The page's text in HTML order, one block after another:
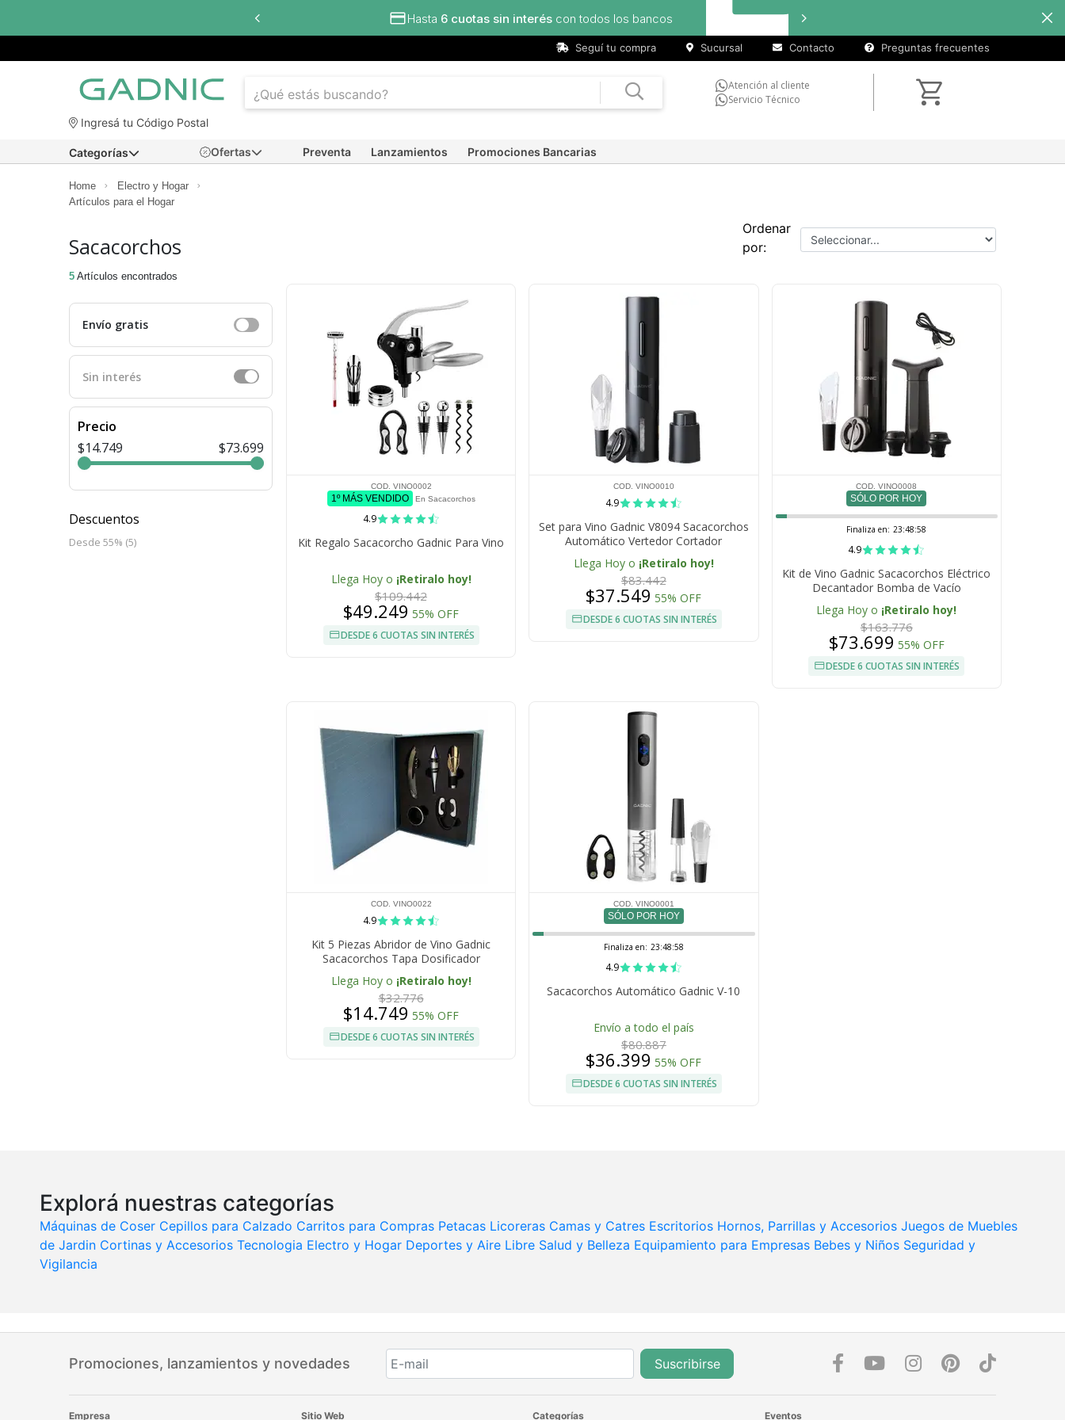
Hasta6 cuotas sin interéscon todos los bancos
Seguí tu compra Sucursal Contacto Preguntas frecuentes
Atención al cliente
Servicio Técnico
Ingresá tu Código Postal
Ofertas Preventa Lanzamientos Promociones Bancarias
Categorías
Home
Electro y Hogar
Artículos para el Hogar
Sacacorchos
5 Artículos encontrados
Envío gratis
Sin interés
Precio
$14.749
$73.699
Descuentos
Desde 55% (5)
Ordenar
por:
COD. VINO0002
1º MÁS VENDIDO En Sacacorchos
4.9
Kit Regalo Sacacorcho Gadnic Para Vino
Llega Hoy o ¡Retiralo hoy!
$109.442
$49.249 55% OFF
DESDE 6 CUOTAS SIN INTERÉS
COD. VINO0010
4.9
Set para Vino Gadnic V8094 Sacacorchos
Automático Vertedor Cortador
Llega Hoy o ¡Retiralo hoy!
$83.442
$37.549 55% OFF
DESDE 6 CUOTAS SIN INTERÉS
COD. VINO0008
SÓLO POR HOY
Finaliza en: 23:48:57
4.9
Kit de Vino Gadnic Sacacorchos Eléctrico
Decantador Bomba de Vacío
Llega Hoy o ¡Retiralo hoy!
$163.776
$73.699 55% OFF
DESDE 6 CUOTAS SIN INTERÉS
COD. VINO0022
4.9
Kit 5 Piezas Abridor de Vino Gadnic
Sacacorchos Tapa Dosificador
Llega Hoy o ¡Retiralo hoy!
$32.776
$14.749 55% OFF
DESDE 6 CUOTAS SIN INTERÉS
COD. VINO0001
SÓLO POR HOY
Finaliza en: 23:48:57
4.9
Sacacorchos Automático Gadnic V-10
Envío a todo el país
$80.887
$36.399 55% OFF
DESDE 6 CUOTAS SIN INTERÉS
Explorá nuestras categorías
Máquinas de Coser Cepillos para Calzado Carritos para Compras Petacas Licoreras Camas y Catres Escritorios Hornos, Parrillas y Accesorios Juegos de Muebles
de Jardin Cortinas y Accesorios Tecnologia Electro y Hogar Deportes y Aire Libre Salud y Belleza Equipamiento para Empresas Bebes y Niños Seguridad y
Vigilancia
Promociones, lanzamientos y novedades Suscribirse
Empresa Sitio Web Categorías Eventos